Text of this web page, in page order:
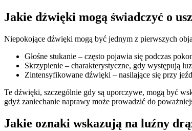
Jakie dźwięki mogą świadczyć o
Niepokojące dźwięki mogą być jednym z pierwszych
Głośne stukanie – często pojawia się podczas
Skrzypienie – charakterystyczne, gdy występują
Zintensyfikowane dźwięki – nasilające się przy
Te dźwięki, szczególnie gdy są uporczywe, mogą być
gdyż zaniechanie naprawy może prowadzić do
Jakie oznaki wskazują na luźny